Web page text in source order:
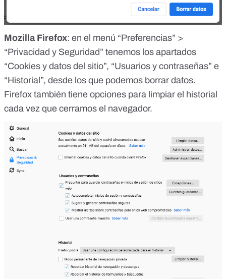
Mozilla Firefox: en el menú “Preferencias” >
“Privacidad y Seguridad” tenemos los apartados
“Cookies y datos del sitio”, “Usuarios y contraseñas” e
“Historial”, desde los que podemos borrar datos.
Firefox también tiene opciones para limpiar el historial
cada vez que cerramos el navegador.